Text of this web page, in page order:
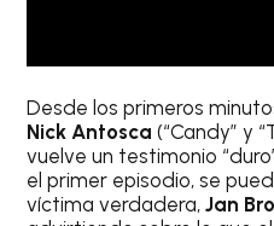
Desde los primeros
Nick Antosca (“Candy” y
vuelve un testimonio
el primer episodio, se
víctima verdadera,Jan